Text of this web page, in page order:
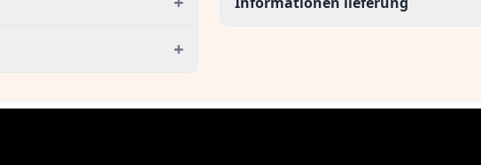
+